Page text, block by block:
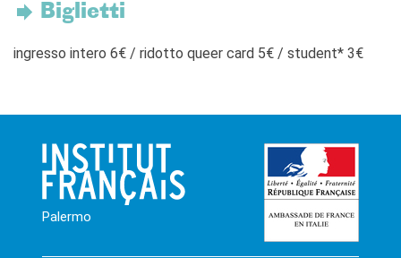
Biglietti
ingresso intero 6€ / ridotto queer card 5€ / student* 3€
Palermo